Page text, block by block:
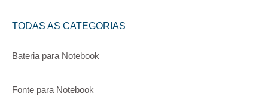
TODAS AS CATEGORIAS
Bateria para Notebook
Fonte para Notebook